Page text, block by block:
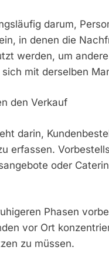
darum,
in denen die
werden, um
mit derselben
den Verkauf
darin,
erfassen.
oder
Phasen
vor Ort
zu müssen.